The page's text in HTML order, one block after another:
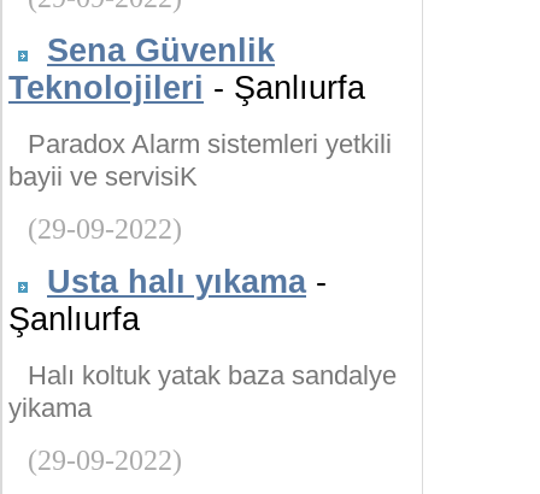
Sena Güvenlik
Teknolojileri - Şanlıurfa
Paradox Alarm sistemleri yetkili
bayii ve servisiK
(29-09-2022)
Usta halı yıkama-
Şanlıurfa
Halı koltuk yatak baza sandalye
yikama
(29-09-2022)